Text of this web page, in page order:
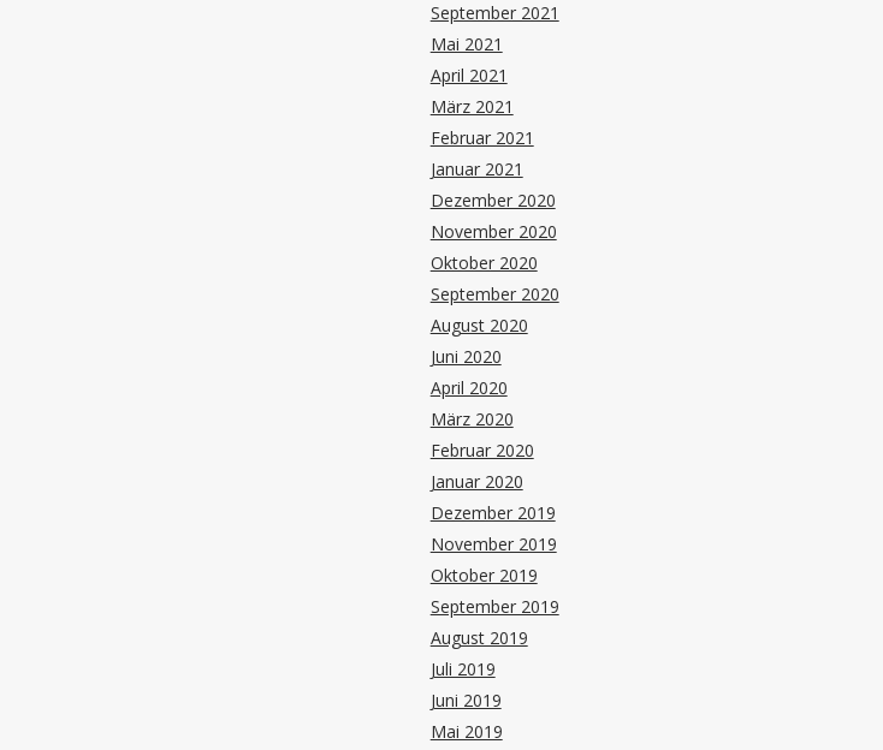
September 2021
Mai 2021
April 2021
März 2021
Februar 2021
Januar 2021
Dezember 2020
November 2020
Oktober 2020
September 2020
August 2020
Juni 2020
April 2020
März 2020
Februar 2020
Januar 2020
Dezember 2019
November 2019
Oktober 2019
September 2019
August 2019
Juli 2019
Juni 2019
Mai 2019